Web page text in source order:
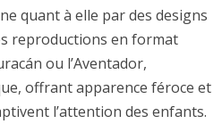
quant à elle par des designs
reproductions en format
ou l’Aventador,
offrant apparence féroce et
l’attention des enfants.